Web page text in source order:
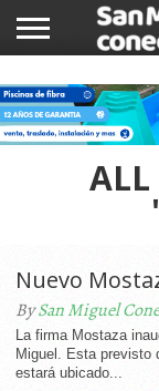
NOTICIAS
COMUNIDAD
COMERCIOS
ALL
Nuevo
BySan Miguel
La firma Mostaza
Miguel. Esta previsto
estará ubicado...